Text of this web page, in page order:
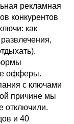
рекламная
конкурентов
как
офферы.
с ключами
причине мы
отключили.
и 40